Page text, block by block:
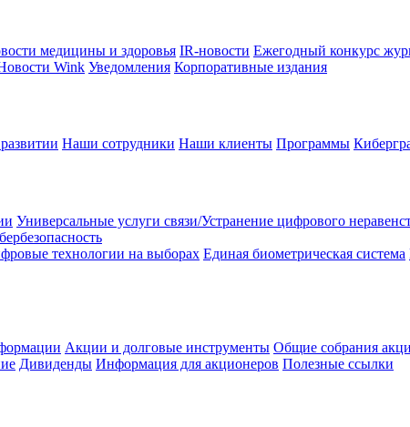
медицины и здоровья IR-новости Ежегодный конкурс
Wink Уведомления Корпоративные издания
Наши сотрудники Наши клиенты Программы
Универсальные услуги связи/Устранение цифрового
технологии на выборах Единая биометрическая система
Акции и долговые инструменты Общие собрания
Дивиденды Информация для акционеров Полезные ссылки